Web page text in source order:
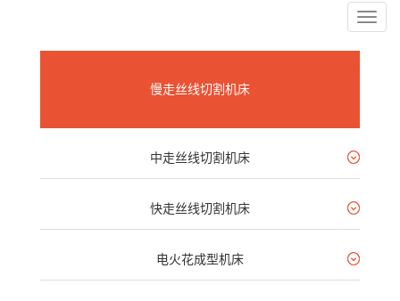
菜
慢走丝线切割机床
中走丝线切割机床
快走丝线切割机床
电火花成型机床